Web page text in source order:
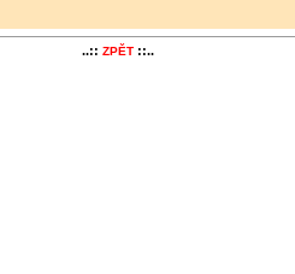
..:: ZPĚT ::..